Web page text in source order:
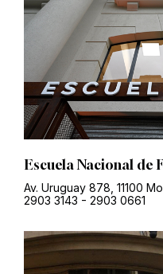
Escuela Nacional de
Av. Uruguay 878, 11100
2903 3143 - 2903 0661